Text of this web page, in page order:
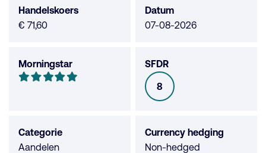
Handelskoers
€ 71,60
Datum
07-08-2026
Morningstar
Morningstar
5
sterren
SFDR
SFDR
8
Categorie
Aandelen
Currency hedging
Non-hedged